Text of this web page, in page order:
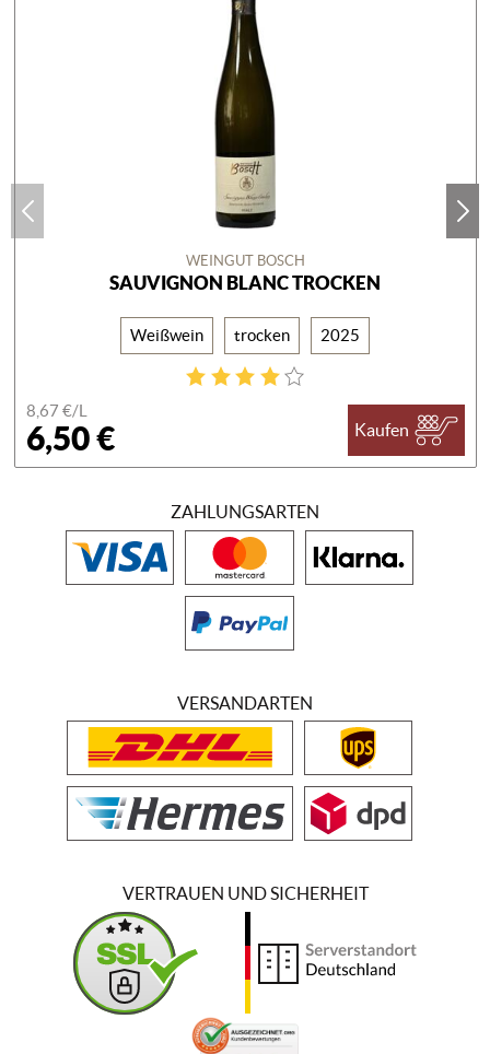
WEINGUT BOSCH
SAUVIGNON BLANC TROCKEN
Weißwein trocken 2025
8,67 €/L
6,50 € Kaufen
ZAHLUNGSARTEN
VERSANDARTEN
VERTRAUEN UND SICHERHEIT